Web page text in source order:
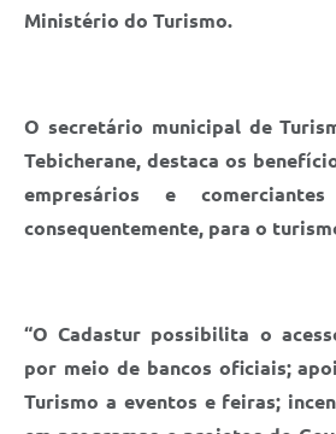
Ministério do Turismo.
O secretário municipal de
Tebicherane, destaca os
empresários e
consequentemente, para o
“O Cadastur possibilita o
por meio de bancos oficiais;
Turismo a eventos e feiras;